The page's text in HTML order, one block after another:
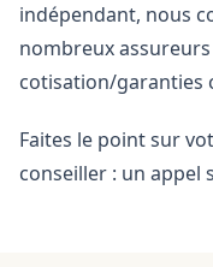
indépendant, nous
nombreux
cotisation/garanties
Faites le point sur
conseiller : un appel